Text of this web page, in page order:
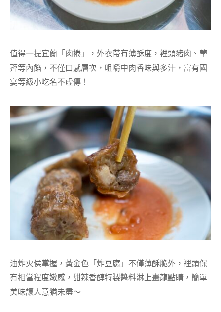
值得一提宜蘭「肉捲」，外衣帶有薄酥度，裡頭豬肉、荸
薺等內餡，不僅口感層次，咀嚼中肉香味與多汁，富有國
宴等級小吃名不虛傳！
油炸火侯掌握，黃金色「炸豆腐」不僅薄酥脆外，裡頭保
有相當程度嫩感，甜辣香醇特製醬料淋上畫龍點睛，簡單
美味讓人意猶未盡～